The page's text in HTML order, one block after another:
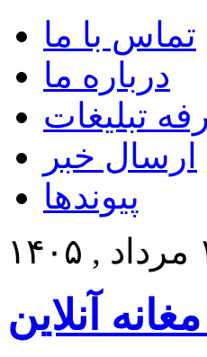
تماس با ما
درباره ما
تبلیغات
ارسال خبر
پیوندها
آنلاین